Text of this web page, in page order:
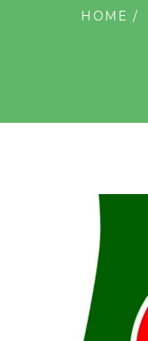
HOME